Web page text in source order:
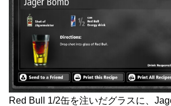
Red Bull 1/2缶を注いだグラスに、